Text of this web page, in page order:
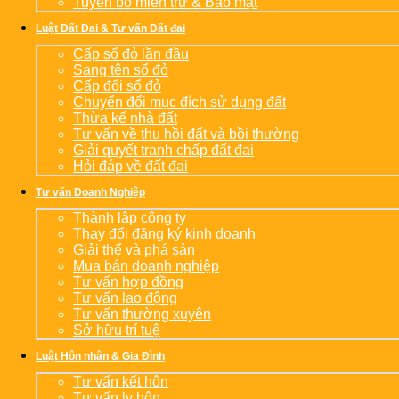
Luật Đất Đai & Tư vấn Đất đai
Cấp sổ đỏ lần đầu
Sang tên sổ đỏ
Cấp đổi sổ đỏ
Chuyển đổi mục đích sử dụng đất
Thừa kế nhà đất
Tư vấn về thu hồi đất và bồi thường
Giải quyết tranh chấp đất đai
Hỏi đáp về đất đai
Tư vấn Doanh Nghiệp
Thành lập công ty
Thay đổi đăng ký kinh doanh
Giải thể và phá sản
Mua bán doanh nghiệp
Tư vấn hợp đồng
Tư vấn lao động
Tư vấn thường xuyên
Sở hữu trí tuệ
Luật Hôn nhân & Gia Đình
Tư vấn kết hôn